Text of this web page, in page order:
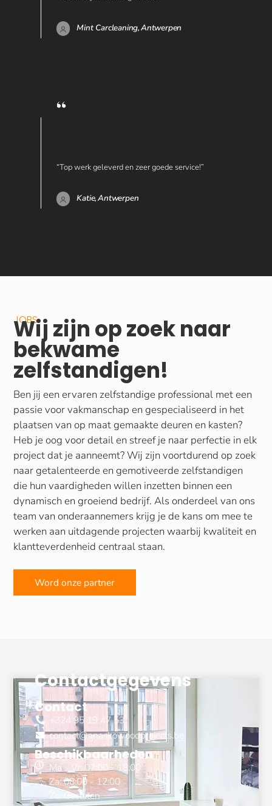
Mint Carcleaning,Antwerpen
“Top werk geleverd en zeer goede service!”
Katie,Antwerpen
JOBS
Wij zijn op zoek naar
bekwame
zelfstandigen!
Ben jij een ervaren zelfstandige professional met een
passie voor vakmanschap en gespecialiseerd in het
plaatsen van op maat gemaakte deuren en kasten?
Heb je oog voor detail en streef je naar perfectie in elk
project dat je aanneemt? Wij zijn voortdurend op zoek
naar getalenteerde en gemotiveerde zelfstandigen
die hun vaardigheden willen inzetten binnen een
dynamisch en groeiend bedrijf. Als onderdeel van ons
team van onderaannemers krijg je de kans om mee te
werken aan uitdagende projecten waarbij kwaliteit en
klantteverdenheid centraal staan.
Word onze partner
Contactgegevens
Contact
+324 95 19 47 53
contact@anaskowoodprojects.be
Beschikbaarheden
Ma - Vr: 07:00 - 18:00
Za: 08:00 - 12:00
Zo: Gesloten